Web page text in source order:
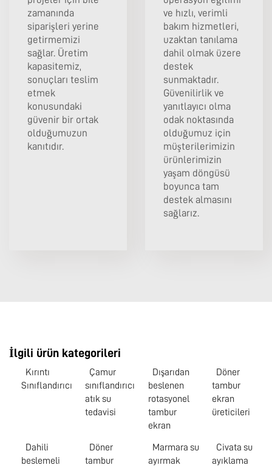
zamanında
siparişleri yerine
getirmemizi
sağlar. Üretim
kapasitemiz,
sonuçları teslim
etmek
konusundaki
güvenir bir ortak
olduğumuzun
kanıtıdır.
ve hızlı, verimli
bakım hizmetleri,
uzaktan tanılama
dahil olmak üzere
destek
sunmaktadır.
Güvenilirlik ve
yanıtlayıcı olma
odak noktasında
olduğumuz için
müşterilerimizin
ürünlerimizin
yaşam döngüsü
boyunca tam
destek almasını
sağlarız.
İlgili ürün kategorileri
Kırıntı
Sınıflandırıcı
Çamur
sınıflandırıcı
atık su
tedavisi
Dışarıdan
beslenen
rotasyonel
tambur
ekran
Döner
tambur
ekran
üreticileri
Dahili
beslemeli
Döner
tambur
Marmara su
ayırmak
Civata su
ayıklama